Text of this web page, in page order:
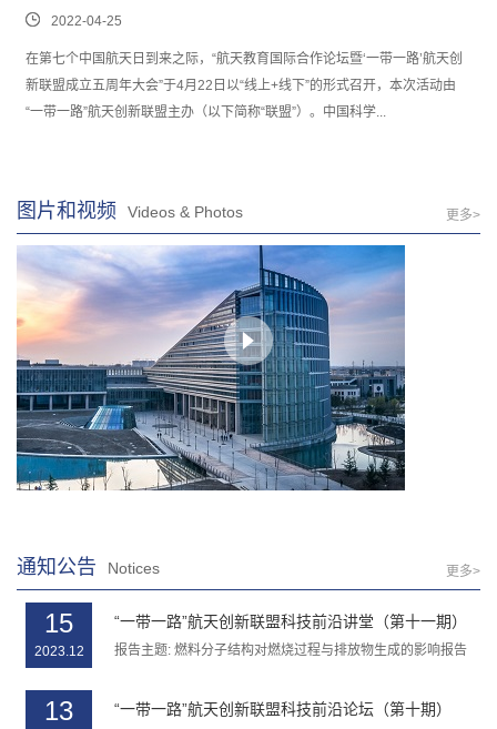
2022-04-25
在第七个中国航天日到来之际，“航天教育国际合作论坛暨‘一带一路’航天创
新联盟成立五周年大会”于4月22日以“线上+线下”的形式召开，本次活动由
“一带一路”航天创新联盟主办（以下简称“联盟”）。中国科学...
图片和视频 Videos & Photos 更多>
通知公告 Notices 更多>
15
2023.12
“一带一路”航天创新联盟科技前沿讲堂（第十一期）
报告主题: 燃料分子结构对燃烧过程与排放物生成的影响报告
13 “一带一路”航天创新联盟科技前沿论坛（第十期）